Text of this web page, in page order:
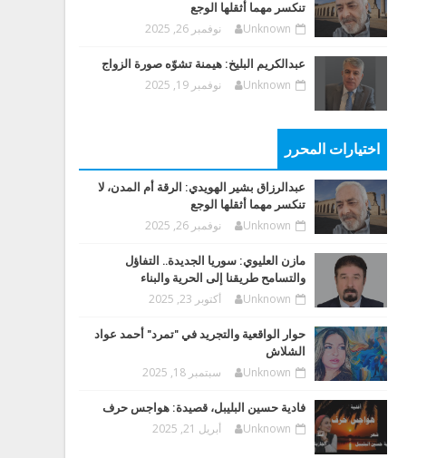
تنكسر مهما أثقلها الوجع
Unknown نوفمبر 26, 2025
عبدالكريم البليخ: هيمنة تشوّه صورة الزواج
Unknown نوفمبر 19, 2025
اختيارات المحرر
عبدالرزاق بشير الهويدي: الرقة أم المدن، لا
تنكسر مهما أثقلها الوجع
Unknown نوفمبر 26, 2025
مازن العليوي: سوريا الجديدة.. التفاؤل
والتسامح طريقنا إلى الحرية والبناء
Unknown أكتوبر 23, 2025
حوار الواقعية والتجريد في "تمرد" أحمد عواد
الشلاش
Unknown سبتمبر 18, 2025
فادية حسين البليبل، قصيدة: هواجس حرف
Unknown أبريل 21, 2025